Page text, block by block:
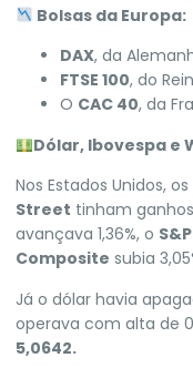
Bolsas da Europa:
DAX, da
FTSE 100, do
O CAC 40, da
Dólar, Ibovespa e
Nos Estados Unidos,
Street tinham
avançava 1,36%, o
Composite subia
Já o dólar havia
operava com alta de
5,0642.